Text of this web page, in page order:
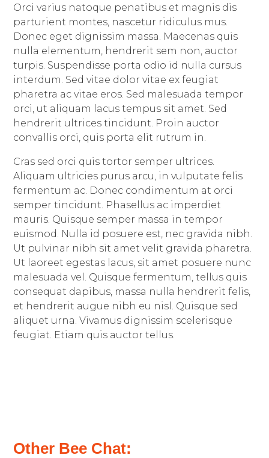
Orci varius natoque penatibus et magnis dis
parturient montes, nascetur ridiculus mus.
Donec eget dignissim massa. Maecenas quis
nulla elementum, hendrerit sem non, auctor
turpis. Suspendisse porta odio id nulla cursus
interdum. Sed vitae dolor vitae ex feugiat
pharetra ac vitae eros. Sed malesuada tempor
orci, ut aliquam lacus tempus sit amet. Sed
hendrerit ultrices tincidunt. Proin auctor
convallis orci, quis porta elit rutrum in.
Cras sed orci quis tortor semper ultrices.
Aliquam ultricies purus arcu, in vulputate felis
fermentum ac. Donec condimentum at orci
semper tincidunt. Phasellus ac imperdiet
mauris. Quisque semper massa in tempor
euismod. Nulla id posuere est, nec gravida nibh.
Ut pulvinar nibh sit amet velit gravida pharetra.
Ut laoreet egestas lacus, sit amet posuere nunc
malesuada vel. Quisque fermentum, tellus quis
consequat dapibus, massa nulla hendrerit felis,
et hendrerit augue nibh eu nisl. Quisque sed
aliquet urna. Vivamus dignissim scelerisque
feugiat. Etiam quis auctor tellus.
Other Bee Chat: